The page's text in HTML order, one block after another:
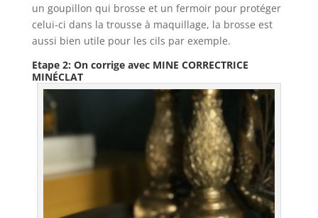
un goupillon qui brosse et un fermoir pour protéger
celui-ci dans la trousse à maquillage, la brosse est
aussi bien utile pour les cils par exemple.
Etape 2: On corrige avec MINE CORRECTRICE
MINÉCLAT